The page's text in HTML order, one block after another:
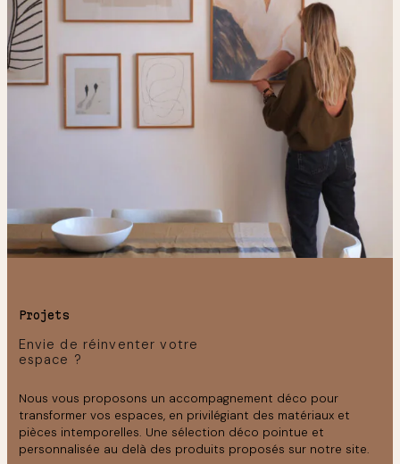
Projets
Envie de réinventer votre
espace ?
Nous vous proposons un accompagnement déco pour
transformer vos espaces, en privilégiant des matériaux et
pièces intemporelles. Une sélection déco pointue et
personnalisée au delà des produits proposés sur notre site.